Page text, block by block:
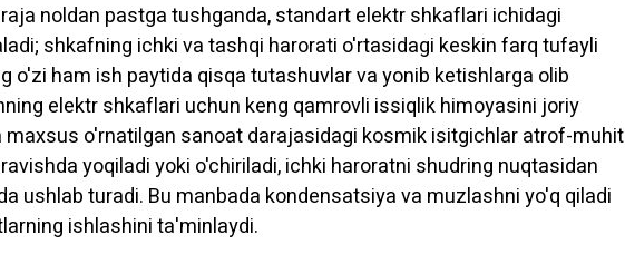
noldan pastga tushganda, standart elektr shkaflari ichidagi
shkafning ichki va tashqi harorati o'rtasidagi keskin farq tufayli
o'zi ham ish paytida qisqa tutashuvlar va yonib ketishlarga olib
elektr shkaflari uchun keng qamrovli issiqlik himoyasini joriy
o'rnatilgan sanoat darajasidagi kosmik isitgichlar atrof-muhit
yoqiladi yoki o'chiriladi, ichki haroratni shudring nuqtasidan
ushlab turadi. Bu manbada kondensatsiya va muzlashni yo'q qiladi
ishlashini ta'minlaydi.